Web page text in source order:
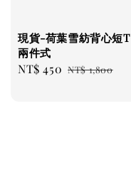
現貨-荷葉雪紡背心短T
兩件式
Sale
NT$ 450 Regular
NT$ 1,800